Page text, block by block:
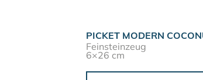
PICKET MODERN
Feinsteinzeug
6×26 cm